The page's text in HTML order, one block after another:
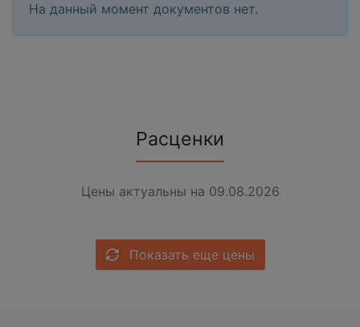
На данный момент документов нет.
Расценки
Цены актуальны на 09.08.2026
Показать еще цены